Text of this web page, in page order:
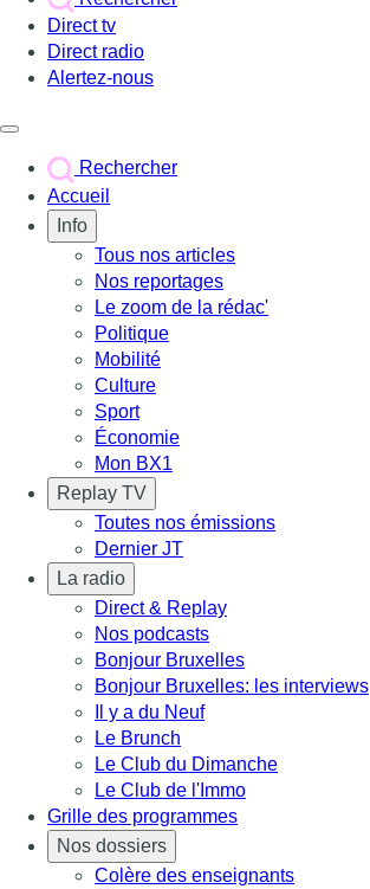
Direct tv
Direct radio
Alertez-nous
Rechercher
Accueil
Info
Tous nos articles
Nos reportages
Le zoom de la rédac'
Politique
Mobilité
Culture
Sport
Économie
Mon BX1
Replay TV
Toutes nos émissions
Dernier JT
La radio
Direct & Replay
Nos podcasts
Bonjour Bruxelles
Bonjour Bruxelles: les interviews
Il y a du Neuf
Le Brunch
Le Club du Dimanche
Le Club de l'Immo
Grille des programmes
Nos dossiers
Colère des enseignants